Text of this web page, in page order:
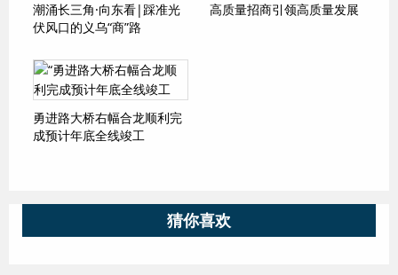
潮涌长三角·向东看|踩准光
伏风口的义乌“商”路
高质量招商引领高质量发展
勇进路大桥右幅合龙顺利完
成预计年底全线竣工
猜你喜欢